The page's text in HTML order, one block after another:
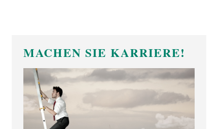
MACHEN SIE KARRIERE!